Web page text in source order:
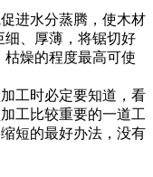
进水分蒸腾，使木材
细、厚薄，将锯切好
燥的程度最高可使
工时必定要知道，看
工比较重要的一道工
短的最好办法，没有